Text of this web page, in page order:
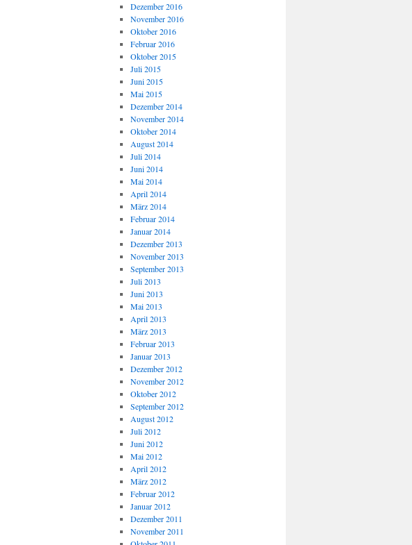
Dezember 2016
November 2016
Oktober 2016
Februar 2016
Oktober 2015
Juli 2015
Juni 2015
Mai 2015
Dezember 2014
November 2014
Oktober 2014
August 2014
Juli 2014
Juni 2014
Mai 2014
April 2014
März 2014
Februar 2014
Januar 2014
Dezember 2013
November 2013
September 2013
Juli 2013
Juni 2013
Mai 2013
April 2013
März 2013
Februar 2013
Januar 2013
Dezember 2012
November 2012
Oktober 2012
September 2012
August 2012
Juli 2012
Juni 2012
Mai 2012
April 2012
März 2012
Februar 2012
Januar 2012
Dezember 2011
November 2011